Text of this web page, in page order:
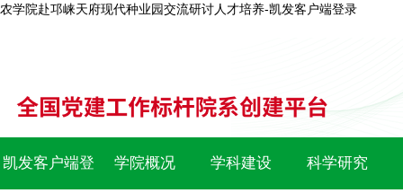
农学院赴邛崃天府现代种业园交流研讨人才培养-凯发客户端登录
凯发客户端登 学院概况 学科建设 科学研究